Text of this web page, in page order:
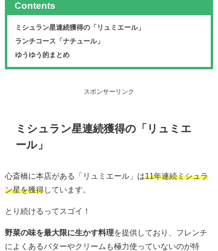
Contents
ミシュラン星連続獲得の「リュミエール」
ランチコース「ナチュール」
ゆうゆう的まとめ
スポンサーリンク
ミシュラン星連続獲得の「リュミエ
ール」
心斎橋に本店がある「リュミエール」は11年連続ミシュラ
ン星を獲得しています。
とり続けるってスゴイ！
野菜の味を最大限に生かす料理を提供しており、フレンチ
によくあるバターやクリームも極力使っていないのが特